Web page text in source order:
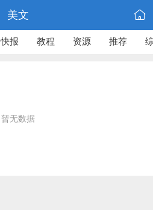
美文
快报 教程 资源 推荐
暂无数据